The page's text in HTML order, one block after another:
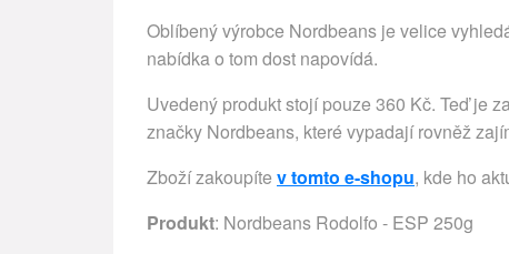
Oblíbený výrobce Nordbeans je velice
nabídka o tom dost napovídá.
Uvedený produkt stojí pouze 360 Kč. Teď je
značky Nordbeans, které vypadají rovněž
Zboží zakoupíte v tomto e-shopu, kde ho
Produkt: Nordbeans Rodolfo - ESP 250g